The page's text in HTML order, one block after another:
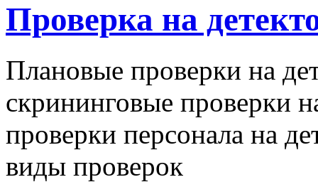
Проверка на
Плановые проверки на
скрининговые проверки
проверки персонала на
виды проверок